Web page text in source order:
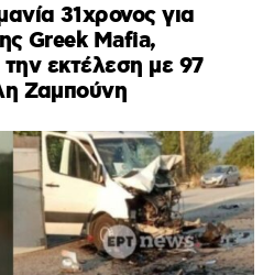
31χρονος για
Greek Mafia,
την εκτέλεση με 97
Ζαμπούνη